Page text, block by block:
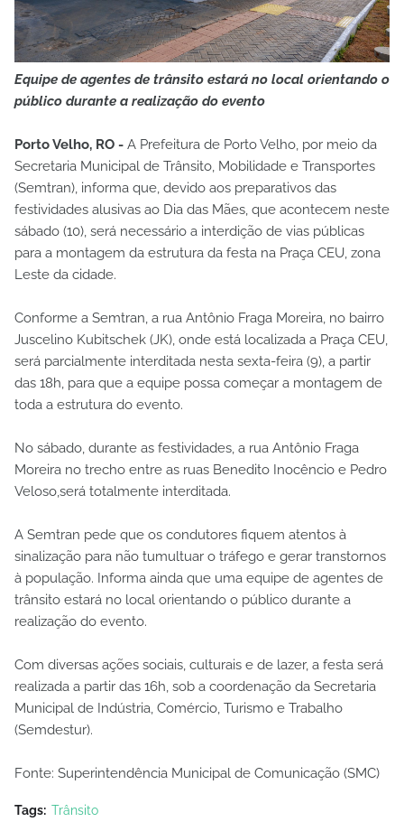
Equipe de agentes de trânsito estará no local orientando o
público durante a realização do evento
Porto Velho, RO - A Prefeitura de Porto Velho, por meio da
Secretaria Municipal de Trânsito, Mobilidade e Transportes
(Semtran), informa que, devido aos preparativos das
festividades alusivas ao Dia das Mães, que acontecem neste
sábado (10), será necessário a interdição de vias públicas
para a montagem da estrutura da festa na Praça CEU, zona
Leste da cidade.
Conforme a Semtran, a rua Antônio Fraga Moreira, no bairro
Juscelino Kubitschek (JK), onde está localizada a Praça CEU,
será parcialmente interditada nesta sexta-feira (9), a partir
das 18h, para que a equipe possa começar a montagem de
toda a estrutura do evento.
No sábado, durante as festividades, a rua Antônio Fraga
Moreira no trecho entre as ruas Benedito Inocêncio e Pedro
Veloso,será totalmente interditada.
A Semtran pede que os condutores fiquem atentos à
sinalização para não tumultuar o tráfego e gerar transtornos
à população. Informa ainda que uma equipe de agentes de
trânsito estará no local orientando o público durante a
realização do evento.
Com diversas ações sociais, culturais e de lazer, a festa será
realizada a partir das 16h, sob a coordenação da Secretaria
Municipal de Indústria, Comércio, Turismo e Trabalho
(Semdestur).
Fonte: Superintendência Municipal de Comunicação (SMC)
Tags: Trânsito